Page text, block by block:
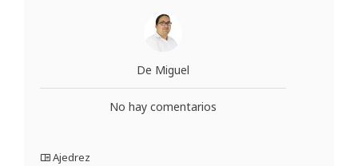
De Miguel
No hay comentarios
Ajedrez